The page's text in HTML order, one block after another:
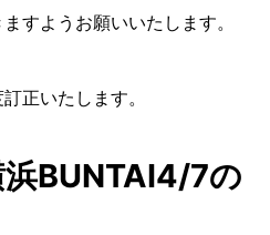
すようお願いいたします。
正いたします。
BUNTAI4/7の